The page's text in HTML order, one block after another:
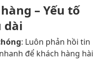
– Yếu tố
dài
: Luôn phản hồi tin
để khách hàng hài